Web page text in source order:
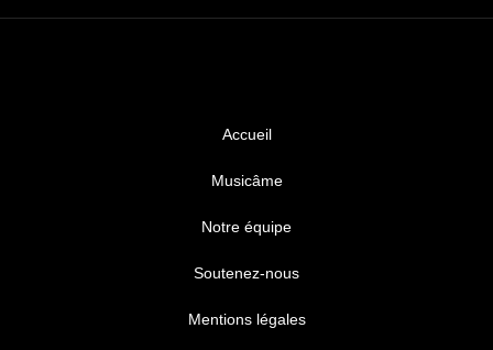
Accueil
Musicâme
Notre équipe
Soutenez-nous
Mentions légales